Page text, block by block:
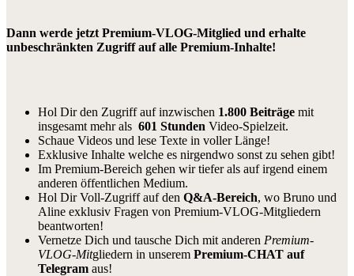
Dann werde jetzt Premium-VLOG-Mitglied und erhalte
unbeschränkten Zugriff auf alle Premium-Inhalte!
Hol Dir den Zugriff auf inzwischen 1.800 Beiträge mit
insgesamt mehr als 601 Stunden Video-Spielzeit.
Schaue Videos und lese Texte in voller Länge!
Exklusive Inhalte welche es nirgendwo sonst zu sehen gibt!
Im Premium-Bereich gehen wir tiefer als auf irgend einem
anderen öffentlichen Medium.
Hol Dir Voll-Zugriff auf den Q&A-Bereich, wo Bruno und
Aline exklusiv Fragen von Premium-VLOG-Mitgliedern
beantworten!
Vernetze Dich und tausche Dich mit anderen Premium-
VLOG-Mitgliedern in unserem Premium-CHAT auf
Telegram aus!